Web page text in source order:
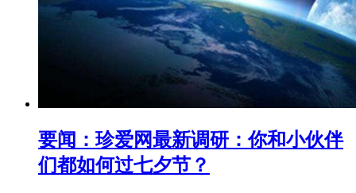
要闻：珍爱网最新调研：你和小伙伴
们都如何过七夕节？